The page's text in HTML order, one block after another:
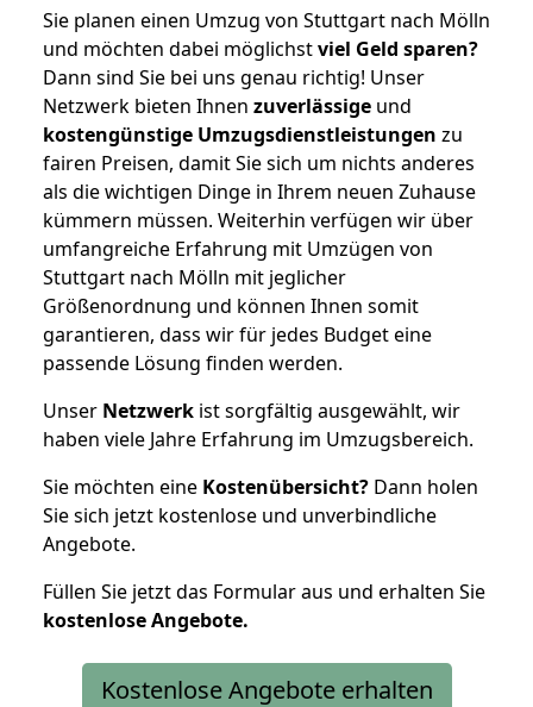
Sie planen einen Umzug von Stuttgart nach Mölln
und möchten dabei möglichstviel Geld sparen?
Dann sind Sie bei uns genau richtig! Unser
Netzwerk bieten Ihnen zuverlässige und
kostengünstige Umzugsdienstleistungen zu
fairen Preisen, damit Sie sich um nichts anderes
als die wichtigen Dinge in Ihrem neuen Zuhause
kümmern müssen. Weiterhin verfügen wir über
umfangreiche Erfahrung mit Umzügen von
Stuttgart nach Mölln mit jeglicher
Größenordnung und können Ihnen somit
garantieren, dass wir für jedes Budget eine
passende Lösung finden werden.
Unser Netzwerk ist sorgfältig ausgewählt, wir
haben viele Jahre Erfahrung im Umzugsbereich.
Sie möchten eine Kostenübersicht? Dann holen
Sie sich jetzt kostenlose und unverbindliche
Angebote.
Füllen Sie jetzt das Formular aus und erhalten Sie
kostenloseAngebote.
Kostenlose Angebote erhalten